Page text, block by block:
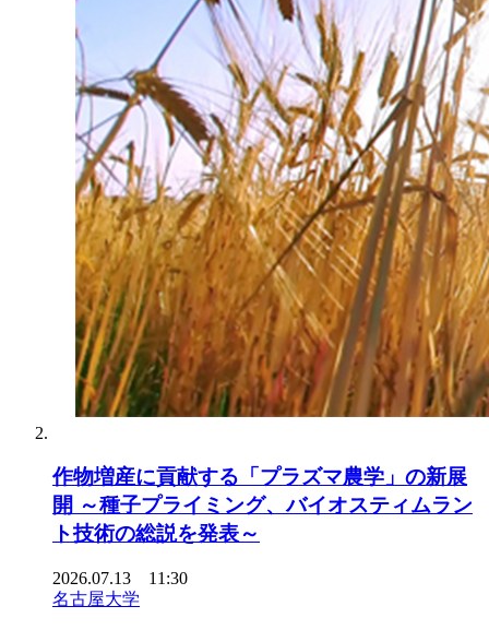
作物増産に貢献する「プラズマ農学」の新展
開 ～種子プライミング、バイオスティムラン
ト技術の総説を発表～
2026.07.13 11:30
名古屋大学